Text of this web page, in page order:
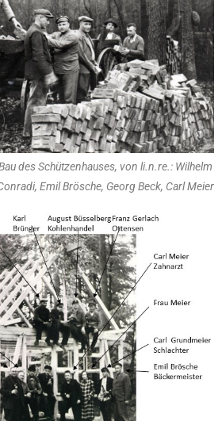
des Schützenhauses, von li.n.re.: Wilhelm
Emil Brösche, Georg Beck, Carl Meier